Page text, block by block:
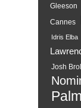
Gleeson
Cannes
Idris Elba
Josh